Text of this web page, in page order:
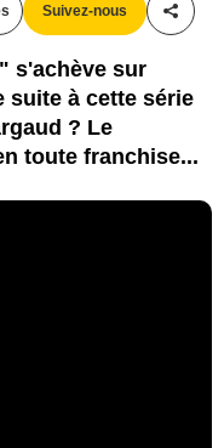
Suivez-nous
s'achève sur
suite à cette série
? Le
toute franchise...